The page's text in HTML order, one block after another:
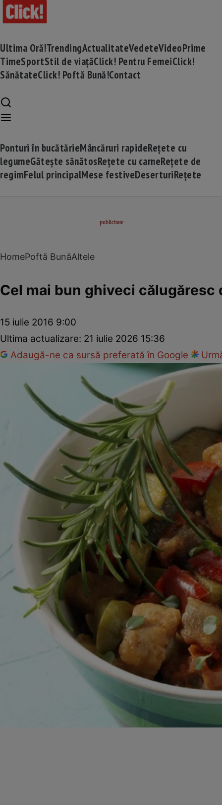
Ultima Oră!TrendingActualitateVedeteVideoPrime
TimeSportStil de viațăClick! Pentru FemeiClick!
SănătateClick! Poftă Bună!Contact
Ponturi în bucătărieMâncăruri rapideRețete cu
legumeGătește sănătosRețete cu carneRețete de
regimFelul principalMese festiveDeserturiRețete
HomePoftă BunăAltele
Cel mai bun ghiveci călugăresc
15 iulie 2016 9:00
Ultima actualizare: 21 iulie 2026 15:36
Adaugă-ne ca sursă preferată în Google